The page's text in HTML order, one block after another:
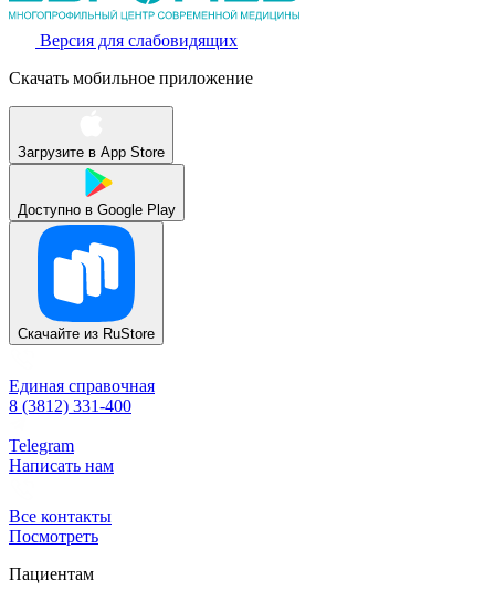
Версия для слабовидящих
Скачать мобильное приложение
Загрузите в App Store
Доступно в Google Play
Скачайте из RuStore
Единая справочная
8 (3812) 331-400
Telegram
Написать нам
Все контакты
Посмотреть
Пациентам